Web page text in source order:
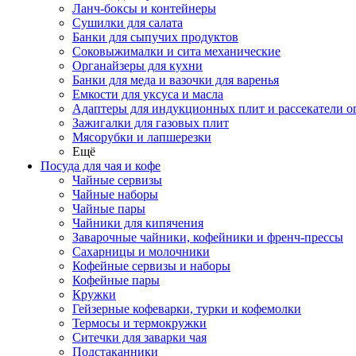
Ланч-боксы и контейнеры
Сушилки для салата
Банки для сыпучих продуктов
Соковыжималки и сита механические
Органайзеры для кухни
Банки для меда и вазочки для варенья
Емкости для уксуса и масла
Адаптеры для индукционных плит и рассекатели
Зажигалки для газовых плит
Мясорубки и лапшерезки
Ещё
Посуда для чая и кофе
Чайные сервизы
Чайные наборы
Чайные пары
Чайники для кипячения
Заварочные чайники, кофейники и френч-прессы
Сахарницы и молочники
Кофейные сервизы и наборы
Кофейные пары
Кружки
Гейзерные кофеварки, турки и кофемолки
Термосы и термокружки
Ситечки для заварки чая
Подстаканники